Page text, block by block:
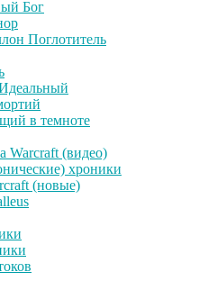
Бог
Поглотитель
в темноте
Warcraft (видео)
хроники
(новые)